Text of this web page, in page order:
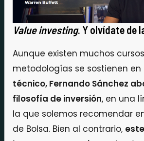
Value investing. Y olvídate de
Aunque existen muchos
metodologías se sostienen en
técnico, Fernando Sánchez
filosofía de inversión, en una
la que solemos recomendar
de Bolsa. Bien al contrario,